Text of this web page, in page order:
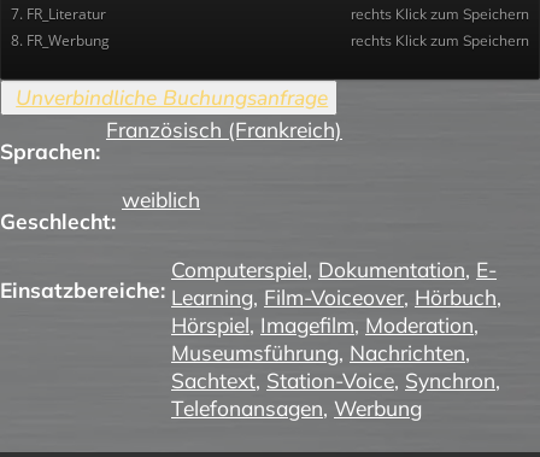
7. FR_Literatur rechts Klick zum Speichern
8. FR_Werbung rechts Klick zum Speichern
Sprachen:
Französisch (Frankreich)
Geschlecht:
weiblich
Einsatzbereiche:
Computerspiel, Dokumentation, E-
Learning, Film-Voiceover, Hörbuch,
Hörspiel, Imagefilm, Moderation,
Museumsführung, Nachrichten,
Sachtext, Station-Voice, Synchron,
Telefonansagen, Werbung